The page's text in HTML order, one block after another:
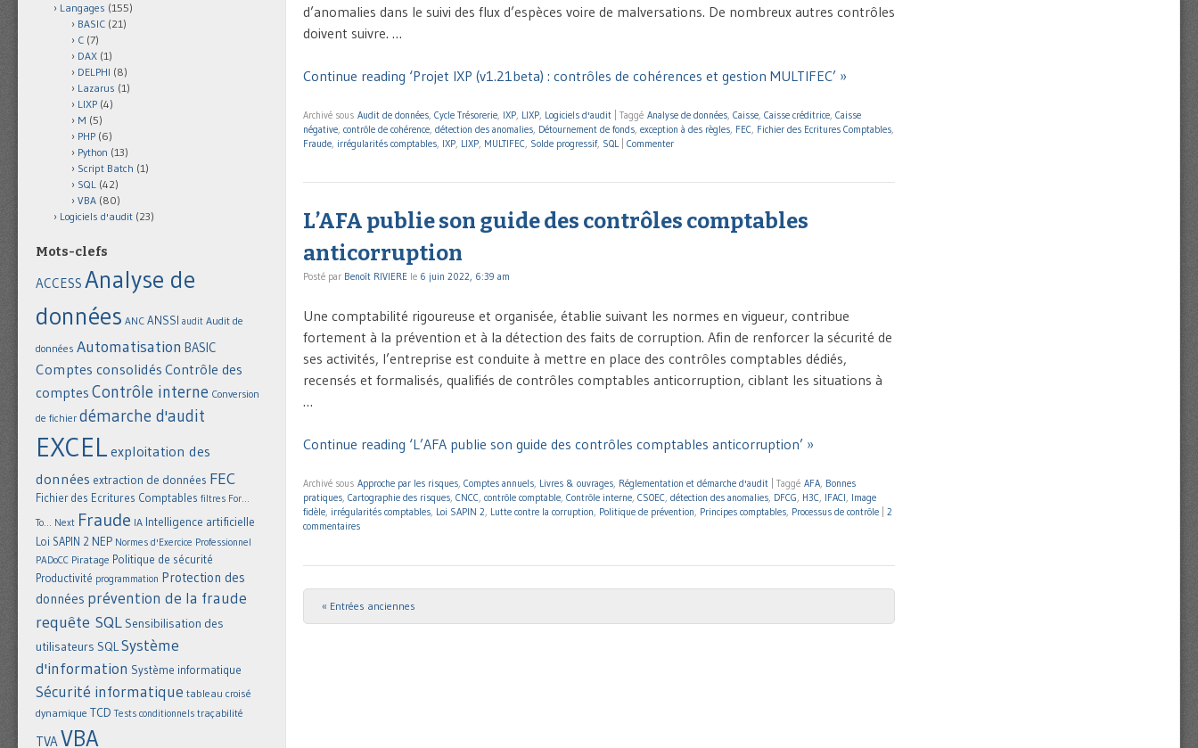
d’anomalies dans le suivi des flux d’espèces voire de malversations. De nombreux autres contrôles
doivent suivre. …
Continue reading ‘Projet IXP (v1.21beta) : contrôles de cohérences et gestion MULTIFEC’ »
Archivé sous Audit de données Cycle Trésorerie IXP LIXP Logiciels d'audit Taggé Analyse de données Caisse Caisse créditrice Caisse
négative contrôle de cohérence détection des anomalies Détournement de fonds exception à des règles FEC Fichier des Ecritures Comptables
Fraude irrégularités comptables IXP LIXP MULTIFEC Solde progressif, SQL Commenter
L’AFA publie son guide des contrôles comptables
anticorruption
Posté par Benoît RIVIERE le 6 juin 2022, 6:39 am
Une comptabilité rigoureuse et organisée, établie suivant les normes en vigueur, contribue
fortement à la prévention et à la détection des faits de corruption. Afin de renforcer la sécurité de
ses activités, l’entreprise est conduite à mettre en place des contrôles comptables dédiés,
recensés et formalisés, qualifiés de contrôles comptables anticorruption, ciblant les situations à
…
Continue reading ‘L’AFA publie son guide des contrôles comptables anticorruption’ »
Archivé sous Approche par les risques, Comptes annuels, Livres & ouvrages, Réglementation et démarche d'audit Taggé AFA, Bonnes
pratiques, Cartographie des risques, CNCC, contrôle comptable, Contrôle interne, CSOEC, détection des anomalies, DFCG, H3C, IFACI, Image
fidèle, irrégularités comptables, Loi SAPIN 2, Lutte contre la corruption, Politique de prévention, Principes comptables, Processus de contrôle
2
commentaires
Post navigation
« Entrées anciennes
Langages (155)
BASIC (21)
C (7)
DAX (1)
DELPHI (8)
Lazarus (1)
LIXP (4)
M (5)
PHP (6)
Python (13)
Script Batch (1)
SQL (42)
VBA (80)
Logiciels d'audit (23)
Mots-clefs
ACCESS Analyse de
données ANC ANSSI audit Audit de
données Automatisation BASIC
Comptes consolidés Contrôle des
comptes Contrôle interne Conversion
de fichier démarche d'audit
EXCEL exploitation des
données extraction de données FEC
Fichier des Ecritures Comptables filtres For...
To... Next Fraude IA Intelligence artificielle
Loi SAPIN 2 NEP Normes d'Exercice Professionnel
PADoCC Piratage Politique de sécurité
Productivité programmation Protection des
données prévention de la fraude
requête SQL Sensibilisation des
utilisateurs SQLSystème
d'information Système informatique
Sécurité informatique tableau croisé
dynamique TCD Tests conditionnels traçabilité
TVAVBA